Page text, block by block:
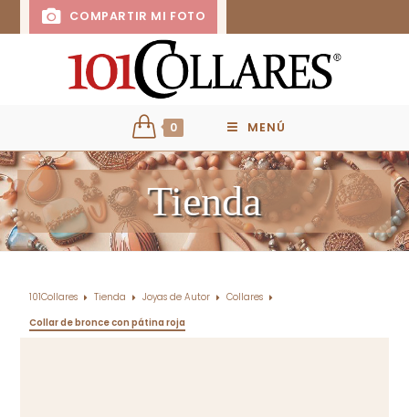
COMPARTIR MI FOTO
0 MENÚ
Tienda
101Collares Tienda Joyas de Autor
Collares
Collar de bronce con pátina roja